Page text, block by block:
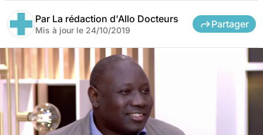
Par La rédaction d'Allo Docteurs
Mis à jour le 24/10/2019
Partager